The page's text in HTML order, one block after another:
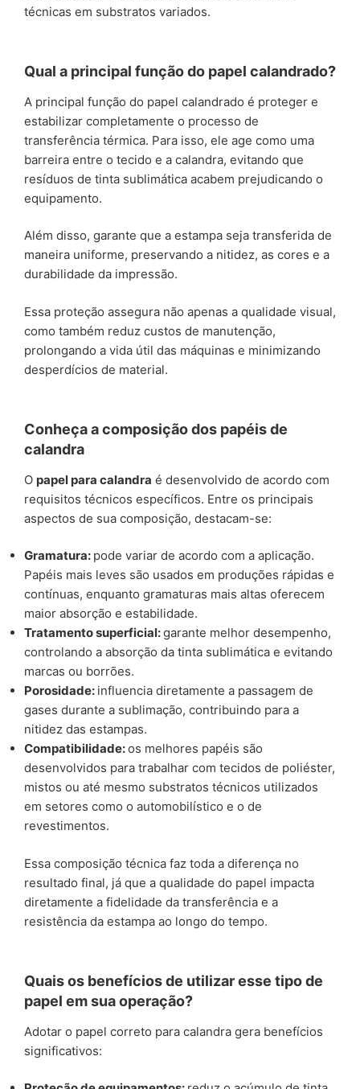
técnicas em substratos variados.
Qual a principal função do papel calandrado?
A principal função do papel calandrado é proteger e
estabilizar completamente o processo de
transferência térmica. Para isso, ele age como uma
barreira entre o tecido e a calandra, evitando que
resíduos de tinta sublimática acabem prejudicando o
equipamento.
Além disso, garante que a estampa seja transferida de
maneira uniforme, preservando a nitidez, as cores e a
durabilidade da impressão.
Essa proteção assegura não apenas a qualidade visual,
como também reduz custos de manutenção,
prolongando a vida útil das máquinas e minimizando
desperdícios de material.
Conheça a composição dos papéis de
calandra
O papel para calandra é desenvolvido de acordo com
requisitos técnicos específicos. Entre os principais
aspectos de sua composição, destacam-se:
Gramatura: pode variar de acordo com a aplicação.
Papéis mais leves são usados em produções rápidas e
contínuas, enquanto gramaturas mais altas oferecem
maior absorção e estabilidade.
Tratamento superficial:garante melhor desempenho,
controlando a absorção da tinta sublimática e evitando
marcas ou borrões.
Porosidade: influencia diretamente a passagem de
gases durante a sublimação, contribuindo para a
nitidez das estampas.
Compatibilidade:os melhores papéis são
desenvolvidos para trabalhar com tecidos de poliéster,
mistos ou até mesmo substratos técnicos utilizados
em setores como o automobilístico e o de
revestimentos.
Essa composição técnica faz toda a diferença no
resultado final, já que a qualidade do papel impacta
diretamente a fidelidade da transferência e a
resistência da estampa ao longo do tempo.
Quais os benefícios de utilizar esse tipo de
papel em sua operação?
Adotar o papel correto para calandra gera benefícios
significativos: